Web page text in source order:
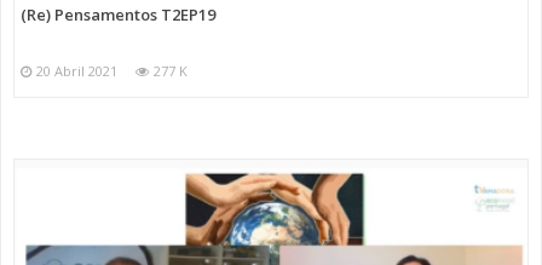
(Re) Pensamentos T2EP19
20 Abril 2021 277 K